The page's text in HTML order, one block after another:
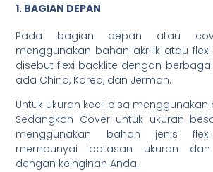
1. BAGIAN DEPAN
Pada bagian depan atau
menggunakan bahan akrilik atau
disebut flexi backlite dengan
ada China, Korea, dan Jerman.
Untuk ukuran kecil bisa menggunakan
Sedangkan Cover untuk ukuran
menggunakan bahan jenis
mempunyai batasan ukuran
dengan keinginan Anda.